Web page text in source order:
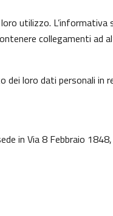
utilizzo. L’informativa
collegamenti ad
loro dati personali in
in Via 8 Febbraio